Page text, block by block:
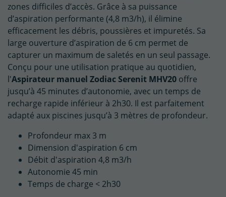
zones difficiles d’accès. Grâce à sa puissance
d’aspiration performante (4,8 m3/h), il élimine
efficacement les débris, poussières et impuretés. Sa
large ouverture d’aspiration de 6 cm permet de
capturer un maximum de saletés en un seul passage.
Conçu pour une utilisation pratique au quotidien,
l'Aspirateur manuel Zodiac Serenit MHV20 offre
jusqu’à 45 minutes d’autonomie, avec un temps de
recharge rapide inférieur à 2h30. Il est parfaitement
adapté aux piscines jusqu’à 3 mètres de profondeur.
Profondeur max 3 m
Dimension d'aspiration 6 cm
Débit d'aspiration 4,8 m3/h
Autonomie 45 min
Temps de charge < 2h30